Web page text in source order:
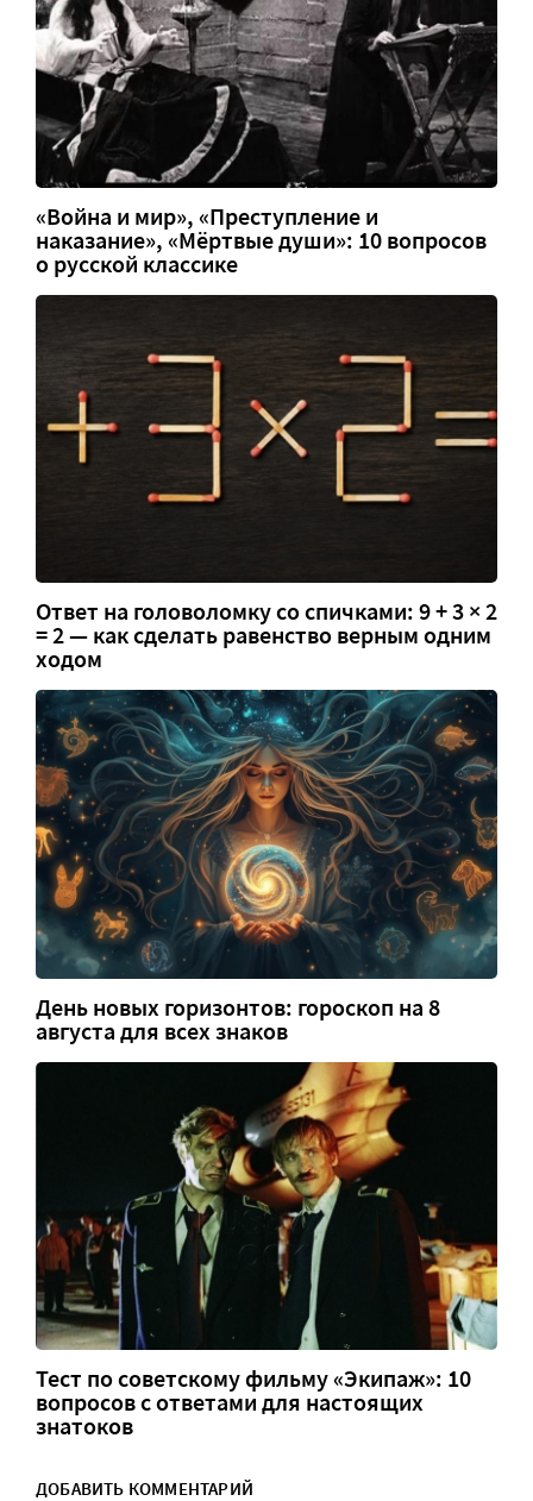
«Война и мир», «Преступление и
наказание», «Мёртвые души»: 10 вопросов
о русской классике
Ответ на головоломку со спичками: 9 + 3 × 2
= 2 — как сделать равенство верным одним
ходом
День новых горизонтов: гороскоп на 8
августа для всех знаков
Тест по советскому фильму «Экипаж»: 10
вопросов с ответами для настоящих
знатоков
ДОБАВИТЬ КОММЕНТАРИЙ